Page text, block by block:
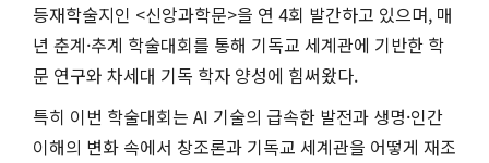
등재학술지인 <신앙과학문>을 연 4회 발간하고 있으며, 매
년 춘계·추계 학술대회를 통해 기독교 세계관에 기반한 학
문 연구와 차세대 기독 학자 양성에 힘써왔다.
특히 이번 학술대회는 AI 기술의 급속한 발전과 생명·인간
이해의 변화 속에서 창조론과 기독교 세계관을 어떻게 재조